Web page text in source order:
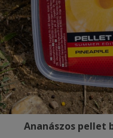
Ananászos pellet